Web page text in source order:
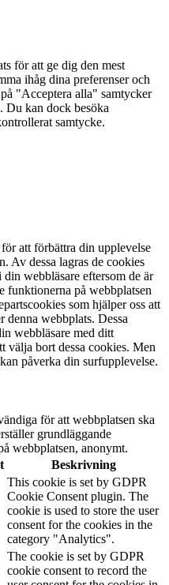
för att ge dig den mest
ihåg dina preferenser och
"Acceptera alla" samtycker
Du kan dock besöka
samtycke.
att förbättra din upplevelse
Av dessa lagras de cookies
webbläsare eftersom de är
funktionerna på webbplatsen
som hjälper oss att
denna webbplats. Dessa
webbläsare med ditt
välja bort dessa cookies. Men
påverka din surfupplevelse.
för att webbplatsen ska
grundläggande
webbplatsen, anonymt.
Beskrivning
This cookie is set by GDPR
Cookie Consent plugin. The
cookie is used to store the user
consent for the cookies in the
category "Analytics".
The cookie is set by GDPR
cookie consent to record the